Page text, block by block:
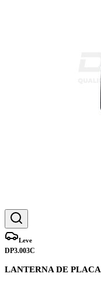
Leve
DP3.003C
LANTERNA DE PLACA